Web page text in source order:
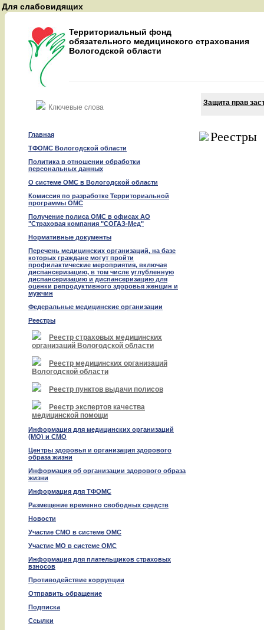
Для слабовидящихA
A
Территориальный фонд
обязательного медицинского страхования
Вологодской области
Защита прав
Главная
ТФОМС Вологодской области
Политика в отношении обработки
персональных данных
О системе ОМС в Вологодской области
Комиссия по разработке Территориальной
программы ОМС
Получение полиса ОМС в офисах АО
"Страховая компания "СОГАЗ-Мед"
Нормативные документы
Перечень медицинских организаций, на базе
которых граждане могут пройти
профилактические мероприятия, включая
диспансеризацию, в том числе углубленную
диспансеризацию и диспансеризацию для
оценки репродуктивного здоровья женщин и
мужчин
Федеральные медицинские организации
Реестры
Реестр страховых медицинских
организаций Вологодской области
Реестр медицинских организаций
Вологодской области
Реестр пунктов выдачи полисов
Реестр экспертов качества
медицинской помощи
Информация для медицинских организаций
(МО) и СМО
Центры здоровья и организация здорового
образа жизни
Информация об организации здорового образа
жизни
Информация для ТФОМС
Размещение временно свободных средств
Новости
Участие СМО в системе ОМС
Участие МО в системе ОМС
Информация для плательщиков страховых
взносов
Противодействие коррупции
Отправить обращение
Подписка
Ссылки
Реестры